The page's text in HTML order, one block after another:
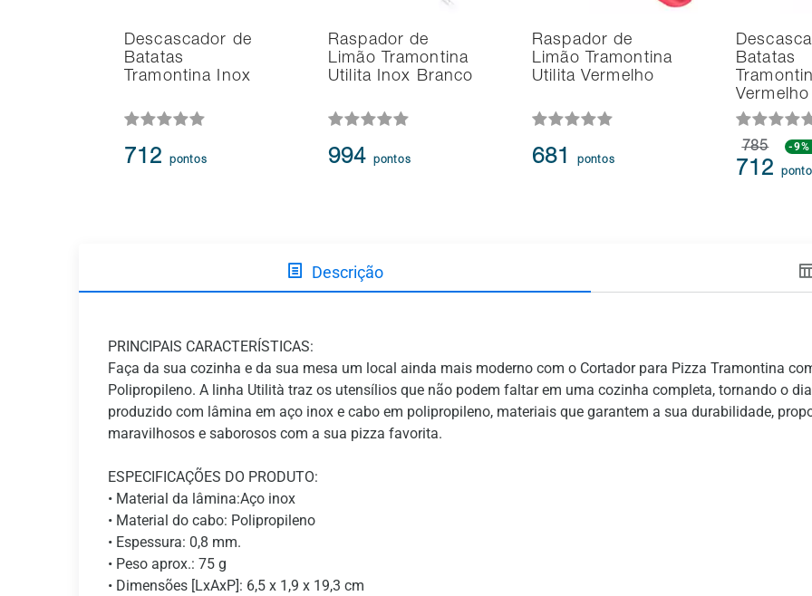
Descascador de
Batatas
Tramontina Inox
712 pontos
Raspador de
Limão Tramontina
Utilita Inox Branco
994 pontos
Raspador de
Limão Tramontina
Utilita Vermelho
681 pontos
Batatas
Vermelho
785 -9%
712
Descrição
PRINCIPAIS CARACTERÍSTICAS:
Faça da sua cozinha e da sua mesa um local ainda mais moderno com o Cortador para Pizza Tramontina
Polipropileno. A linha Utilità traz os utensílios que não podem faltar em uma cozinha completa, tornando o
produzido com lâmina em aço inox e cabo em polipropileno, materiais que garantem a sua durabilidade,
maravilhosos e saborosos com a sua pizza favorita.
ESPECIFICAÇÕES DO PRODUTO:
• Material da lâmina:Aço inox
• Material do cabo: Polipropileno
• Espessura: 0,8 mm.
• Peso aprox.: 75 g
• Dimensões [LxAxP]: 6,5 x 1,9 x 19,3 cm